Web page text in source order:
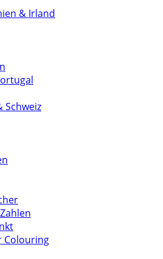
& Irland
Schweiz
Colouring